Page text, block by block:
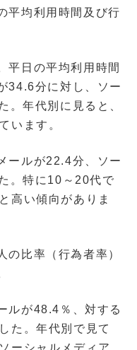
平均利用時間及び行
平日の平均利用時間
34.6分に対し、ソー
。年代別に見ると、
います。
ールが22.4分、ソー
。特に10～20代で
高い傾向がありま
の比率（行為者率）
ルが48.4％、対する
た。年代別で見て